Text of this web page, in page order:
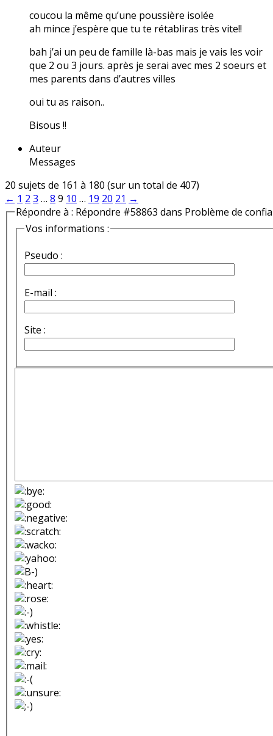
coucou la même qu’une poussière isolée
ah mince j’espère que tu te rétabliras très vite!!
bah j’ai un peu de famille là-bas mais je vais les voir
que 2 ou 3 jours. après je serai avec mes 2 soeurs et
mes parents dans d’autres villes
oui tu as raison..
Bisous !!
Auteur
Messages
20 sujets de 161 à 180 (sur un total de 407)
← 1 2 3 … 8 9 10 … 19 20 21 →
Répondre à : Répondre #58863 dans Problème de
Vos informations :
Pseudo :
E-mail :
Site :